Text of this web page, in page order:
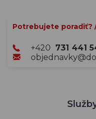
Potrebujete poradiť?
+420 731 441